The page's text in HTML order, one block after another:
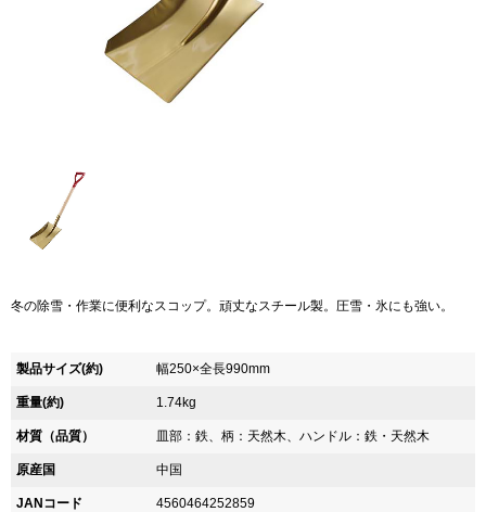
冬の除雪・作業に便利なスコップ。頑丈なスチール製。圧雪・氷にも強い。
製品サイズ(約) 幅250×全長990mm
重量(約) 1.74kg
材質（品質） 皿部：鉄、柄：天然木、ハンドル：鉄・天然木
原産国 中国
JANコード 4560464252859